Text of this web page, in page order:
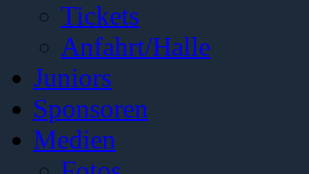
Tickets
Anfahrt/Halle
Juniors
Sponsoren
Medien